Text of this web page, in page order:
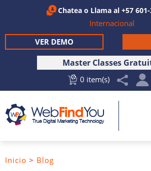
Chatea o Llama al +57
Internacional
Master Classes
0 item(s)
VER DEMO
Inicio > Blog